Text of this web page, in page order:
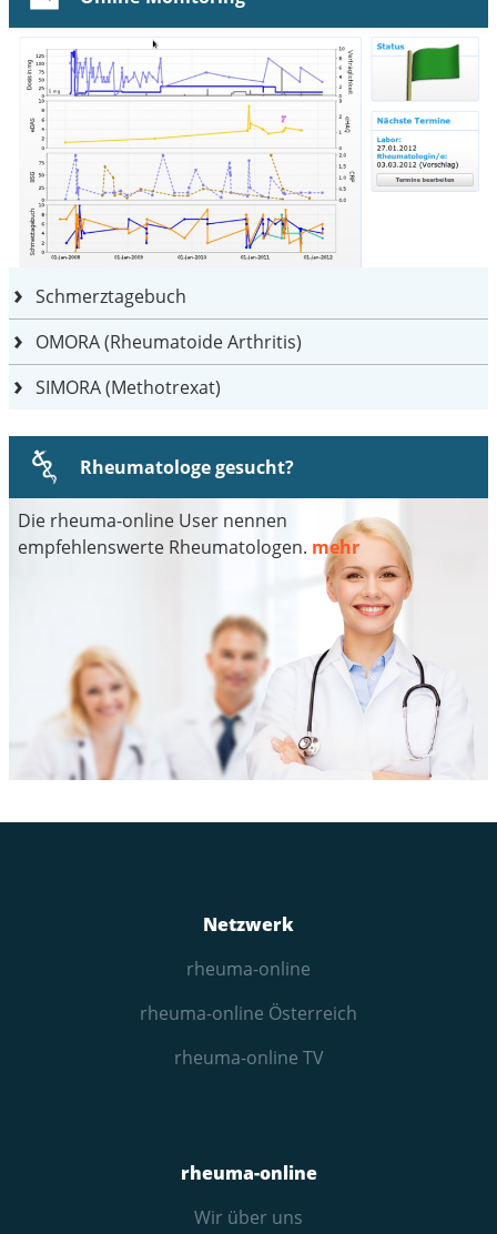
Schmerztagebuch
OMORA (Rheumatoide Arthritis)
SIMORA (Methotrexat)
Rheumatologe gesucht?
Die rheuma-online User nennen
empfehlenswerte Rheumatologen. mehr
Netzwerk
rheuma-online
rheuma-online Österreich
rheuma-online TV
rheuma-online
Wir über uns